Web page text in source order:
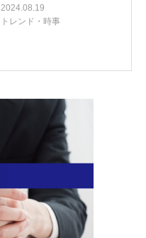
2024.08.19
トレンド・時事